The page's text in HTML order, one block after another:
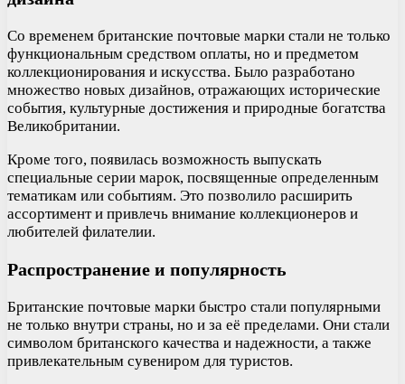
Со временем британские почтовые марки стали не только
функциональным средством оплаты, но и предметом
коллекционирования и искусства. Было разработано
множество новых дизайнов, отражающих исторические
события, культурные достижения и природные богатства
Великобритании.
Кроме того, появилась возможность выпускать
специальные серии марок, посвященные определенным
тематикам или событиям. Это позволило расширить
ассортимент и привлечь внимание коллекционеров и
любителей филателии.
Распространение и популярность
Британские почтовые марки быстро стали популярными
не только внутри страны, но и за её пределами. Они стали
символом британского качества и надежности, а также
привлекательным сувениром для туристов.